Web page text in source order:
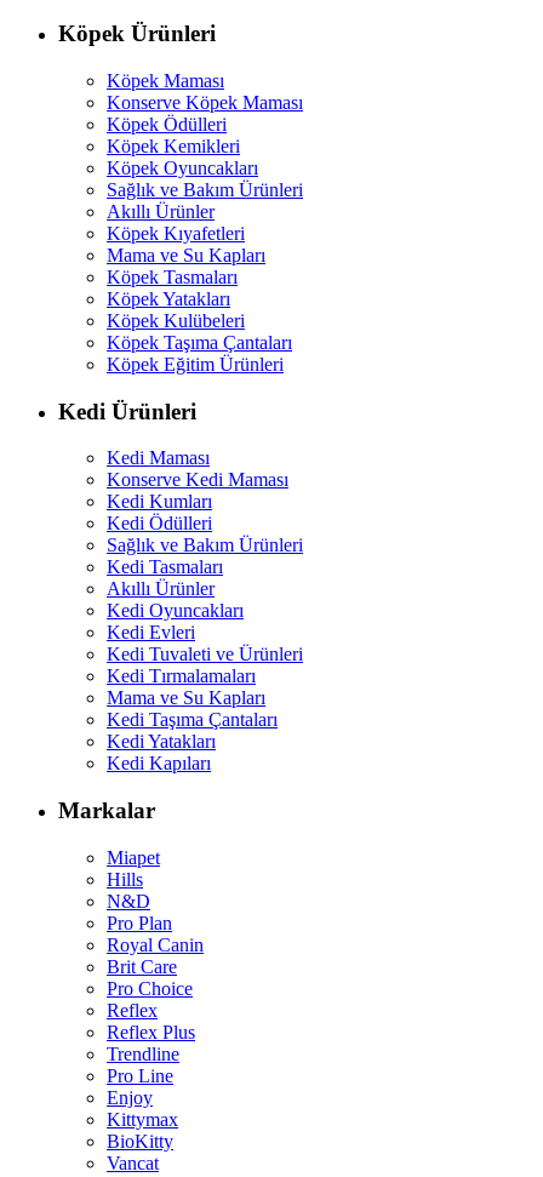
Köpek Ürünleri
Köpek Maması
Konserve Köpek Maması
Köpek Ödülleri
Köpek Kemikleri
Köpek Oyuncakları
Sağlık ve Bakım Ürünleri
Akıllı Ürünler
Köpek Kıyafetleri
Mama ve Su Kapları
Köpek Tasmaları
Köpek Yatakları
Köpek Kulübeleri
Köpek Taşıma Çantaları
Köpek Eğitim Ürünleri
Kedi Ürünleri
Kedi Maması
Konserve Kedi Maması
Kedi Kumları
Kedi Ödülleri
Sağlık ve Bakım Ürünleri
Kedi Tasmaları
Akıllı Ürünler
Kedi Oyuncakları
Kedi Evleri
Kedi Tuvaleti ve Ürünleri
Kedi Tırmalamaları
Mama ve Su Kapları
Kedi Taşıma Çantaları
Kedi Yatakları
Kedi Kapıları
Markalar
Miapet
Hills
N&D
Pro Plan
Royal Canin
Brit Care
Pro Choice
Reflex
Reflex Plus
Trendline
Pro Line
Enjoy
Kittymax
BioKitty
Vancat